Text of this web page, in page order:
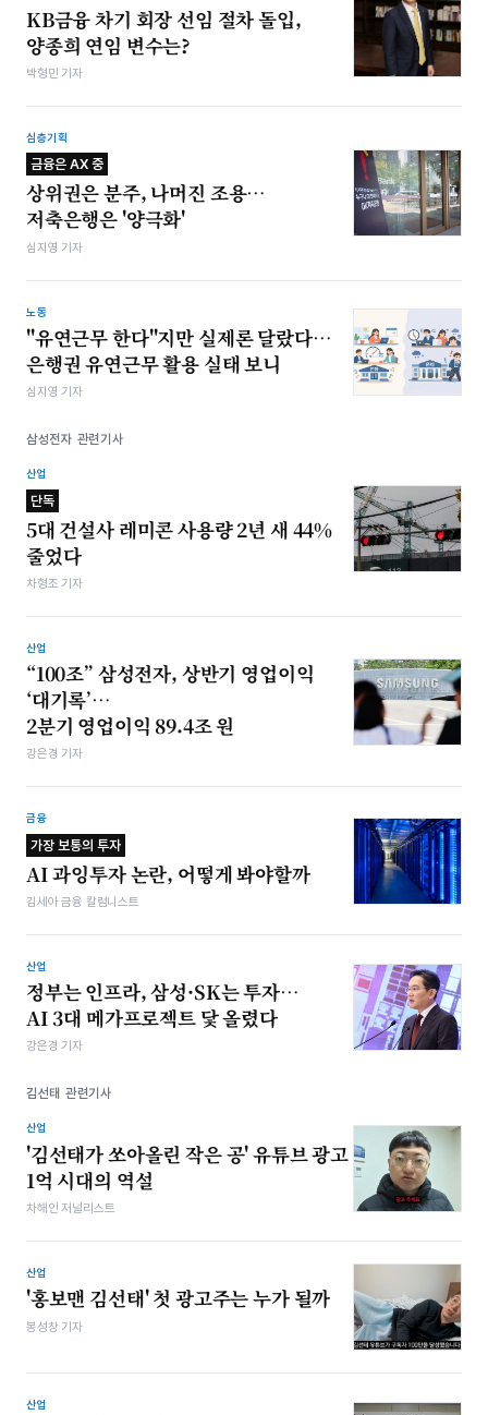
KB금융 차기 회장 선임 절차 돌입,
양종희 연임 변수는?
박형민 기자
심층기획
금융은 AX 중
상위권은 분주, 나머진 조용…
저축은행은 '양극화'
심지영 기자
노동
"유연근무 한다"지만 실제론 달랐다…
은행권 유연근무 활용 실태 보니
심지영 기자
삼성전자 관련기사
산업
단독
5대 건설사 레미콘 사용량 2년 새 44%
줄었다
차형조 기자
산업
“100조” 삼성전자, 상반기 영업이익
‘대기록’…
2분기 영업이익 89.4조 원
강은경 기자
금융
가장 보통의 투자
AI 과잉투자 논란, 어떻게 봐야할까
김세아 금융 칼럼니스트
산업
정부는 인프라, 삼성·SK는 투자…
AI 3대 메가프로젝트 닻 올렸다
강은경 기자
김선태 관련기사
산업
'김선태가 쏘아올린 작은 공' 유튜브 광고
1억 시대의 역설
차해인 저널리스트
산업
'홍보맨 김선태' 첫 광고주는 누가 될까
봉성창 기자
산업